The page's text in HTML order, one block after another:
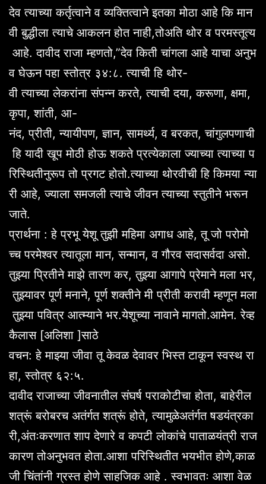
देव त्याच्या कर्तृत्वाने व व्यक्तित्वाने इतका मोठा आहे कि मान
वी बुद्धीला त्याचे आकलन होत नाही,तोअति थोर व परमस्तूत्य
आहे. दावीद राजा म्हणतो,”देव किती चांगला आहे याचा अनुभ
व घेऊन पहा स्तोत्र ३४:८. त्याची हि थोर-
वी त्याच्या लेकरांना संपन्न करते, त्याची दया, करूणा, क्षमा,
कृपा, शांती, आ-
नंद, प्रीती, न्यायीपण, ज्ञान, सामर्थ्य, व बरकत, चांगुलपणाची
हि यादी खूप मोठी होऊ शकते प्रत्येकाला ज्याच्या त्याच्या प
रिस्थितीनुरूप तो प्रगट होतो.त्याच्या थोरवीची हि किमया न्या
री आहे, ज्याला समजली त्याचे जीवन त्याच्या स्तुतीने भरून
जाते.
प्रार्थना : हे प्रभू येशू तुझी महिमा अगाध आहे, तू जो परोमो
च्च परमेश्वर त्यातूला मान, सन्मान, व गौरव सदासर्वदा असो.
तुझ्या प्रितीने माझे तारण कर, तुझ्या आगापे प्रेमाने मला भर,
तुझ्यावर पूर्ण मनाने, पूर्ण शक्तीने मी प्रीती करावी म्हणून मला
तुझ्या पवित्र आत्म्याने भर.येशूच्या नावाने मागतो.आमेन. रेव्ह
कैलास [अलिशा ]साठे
वचन: हे माझ्या जीवा तू केवळ देवावर भिस्त टाकून स्वस्थ रा
हा, स्तोत्र ६२:५.
दावीद राजाच्या जीवनातील संघर्ष पराकोटीचा होता, बाहेरील
शत्रूं बरोबरच अतंर्गत शत्रूं होते, त्यामुळेअतंर्गत षडयंत्रका
री,अंतःकरणात शाप देणारे व कपटी लोकांचे पाताळयंत्री राज
कारण तोअनुभवत होता.आशा परिस्थितीत भयभीत होणे,काळ
जी चिंतांनी ग्रस्त होणे साहजिक आहे . स्वभावतः आशा वेळ